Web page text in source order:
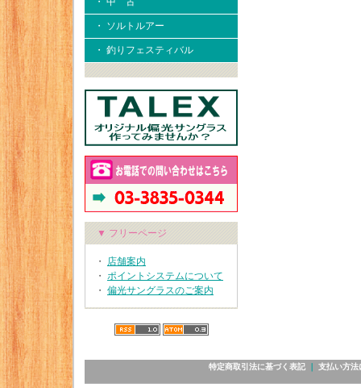
・ ソルトルアー
・ 釣りフェスティバル
▼ フリーページ
・ 店舗案内
・ ポイントシステムについて
・ 偏光サングラスのご案内
特定商取引法に基づく表記｜ 支払い方法